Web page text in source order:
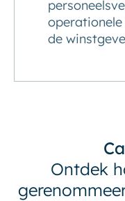
de
Ontdek